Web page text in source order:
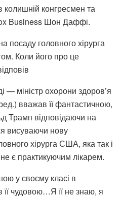
колишній конгресмен та
Business Шон Даффі.
посаду головного хірурга
Коли його про це
— міністр охорони здоров’я
вважав її фантастичною,
відповідаючи на
висуваючи нову
хірурга США, яка так і
є практикуючим лікарем.
у своєму класі в
чудовою…Я її не знаю, я